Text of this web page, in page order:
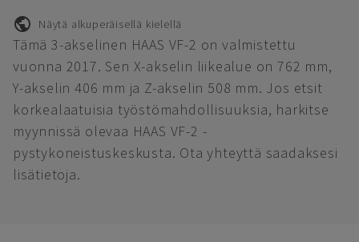
Näytä alkuperäisellä kielellä
Tämä 3-akselinen HAAS VF-2 on valmistettu
vuonna 2017. Sen X-akselin liikealue on 762 mm,
Y-akselin 406 mm ja Z-akselin 508 mm. Jos etsit
korkealaatuisia työstömahdollisuuksia, harkitse
myynnissä olevaa HAAS VF-2 -
pystykoneistuskeskusta. Ota yhteyttä saadaksesi
lisätietoja.